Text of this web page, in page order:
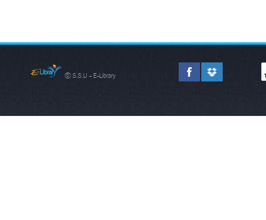
© S.S.U - E-Library